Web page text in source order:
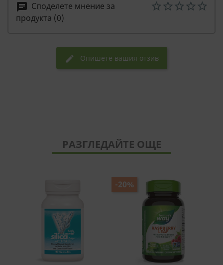
chat Споделете мнение за
продукта (0)
edit Опишете вашия отзив
РАЗГЛЕДАЙТЕ ОЩЕ
-20%